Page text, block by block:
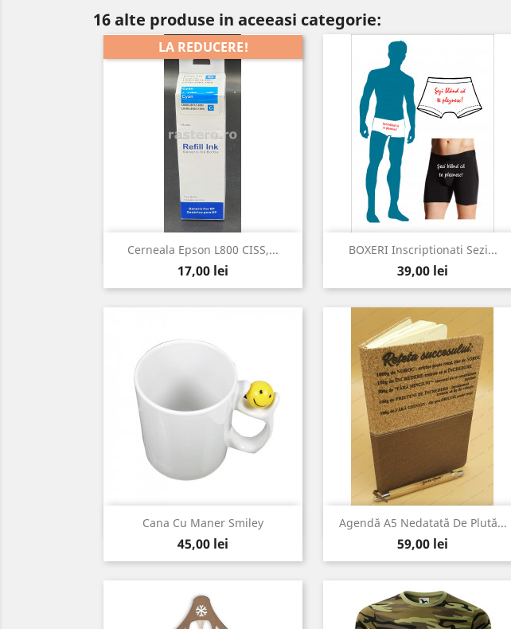
16 alte produse in aceeasi categorie:
Cerneala Epson L800 CISS,...
Pret
17,00 lei
LA REDUCERE!
Vizualizare rapida BOXERI Inscriptionati Sezi...
Pret
39,00 lei
Vizualizare rapida
Cana Cu Maner Smiley
Pret
45,00 lei
Vizualizare rapida Agendă A5 Nedatată De Plută...
Pret
59,00 lei
Vizualizare rapida